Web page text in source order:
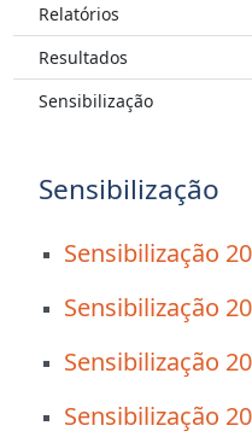
Relatórios
Resultados
Sensibilização
Sensibilização
Sensibilização
Sensibilização
Sensibilização
Sensibilização